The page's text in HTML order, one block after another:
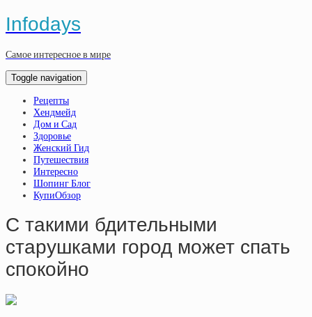
Infodays
Самое интересное в мире
Toggle navigation
Рецепты
Хендмейд
Дом и Сад
Здоровье
Женский Гид
Путешествия
Интересно
Шопинг Блог
КупиОбзор
С такими бдительными
старушками город может спать
спокойно